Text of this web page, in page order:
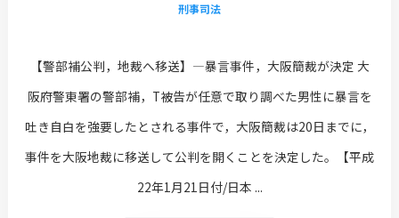
刑事司法
【警部補公判，地裁へ移送】―暴言事件，大阪簡裁が決定 大
阪府警東署の警部補，T被告が任意で取り調べた男性に暴言を
吐き自白を強要したとされる事件で，大阪簡裁は20日までに，
事件を大阪地裁に移送して公判を開くことを決定した。【平成
22年1月21日付/日本 ...